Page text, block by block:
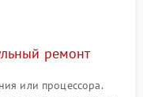
ремонт
или процессора.